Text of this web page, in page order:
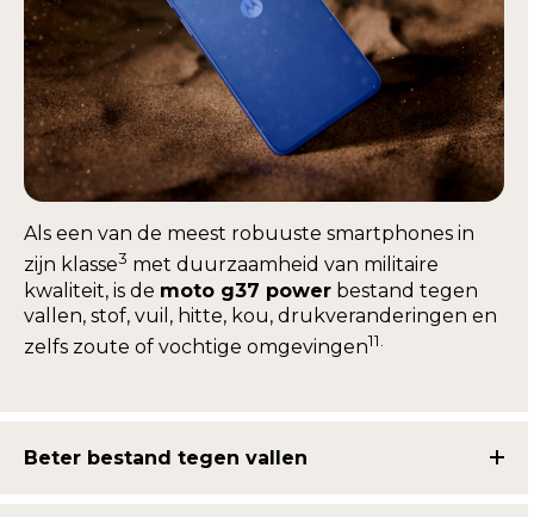
Als een van de meest robuuste smartphones in
zijn klasse3 met duurzaamheid van militaire
kwaliteit, is de moto g37 power bestand tegen
vallen, stof, vuil, hitte, kou, drukveranderingen en
zelfs zoute of vochtige omgevingen11.
Beter bestand tegen vallen